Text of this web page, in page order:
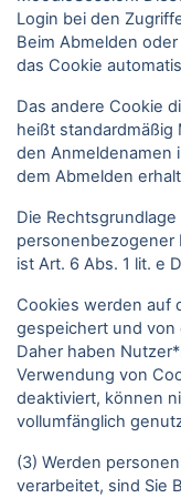
Login bei den
Beim Abmelden
das Cookie
Das andere Cookie
heißt standardmäßig
den Anmeldenamen
dem Abmelden
Die
personenbezogener
ist Art. 6 Abs. 1 lit. e
Cookies werden auf
gespeichert und von
Daher haben
Verwendung von
deaktiviert, können
vollumfänglich
(3) Werden
verarbeitet, sind Sie